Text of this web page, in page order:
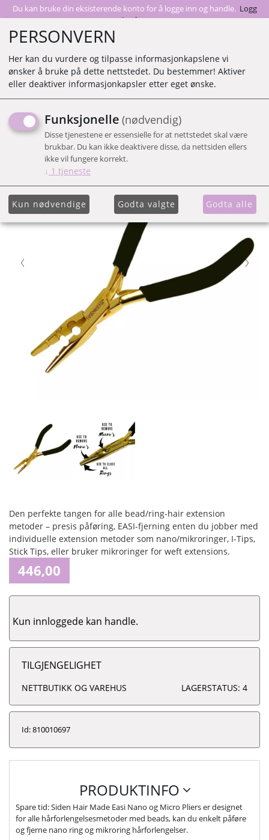
Du kan bruke din eksisterende konto for å logge inn og handle. Logg
inn her
NANO AND MICRO PLIERS
Den perfekte tangen for alle bead/ring-hair extension
metoder – presis påføring, EASI-fjerning enten du jobber med
individuelle extension metoder som nano/mikroringer, I-Tips,
Stick Tips, eller bruker mikroringer for weft extensions.
446,00
Kun innloggede kan handle.
TILGJENGELIGHET
NETTBUTIKK OG VAREHUS LAGERSTATUS: 4
Id: 810010697
PRODUKTINFO
Spare tid: Siden Hair Made Easi Nano og Micro Pliers er designet
for alle hårforlengelsesmetoder med beads, kan du enkelt påføre
og fjerne nano ring og mikroring hårforlengelser.
PERSONVERN
Her kan du vurdere og tilpasse informasjonkapslene vi
ønsker å bruke på dette nettstedet. Du bestemmer! Aktiver
eller deaktiver informasjonkapsler etter eget ønske.
Funksjonelle (nødvendig)
Disse tjenestene er essensielle for at nettstedet skal være
brukbar. Du kan ikke deaktivere disse, da nettsiden ellers
ikke vil fungere korrekt.
↓ 1 tjeneste
Kun nødvendige Godta valgte Godta alle